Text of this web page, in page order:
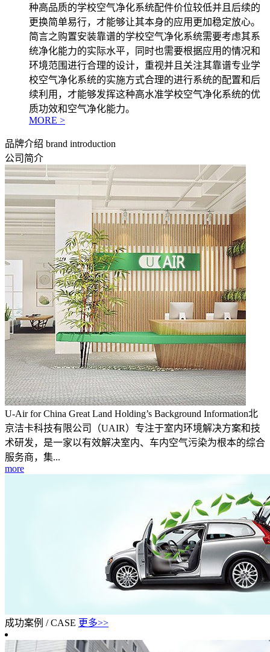
种高品质的学校空气净化系统配件价位较低并且后续的
更换简单易行，才能够让其本身的应用更加稳定放心。
简言之购置安装靠谱的学校空气净化系统需要考虑其系
统净化能力的实际水平，同时也需要根据应用的情况和
环境范围进行合理的设计，重视并且关注其靠谱专业学
校空气净化系统的实施方式合理的进行系统的配置和后
续利用，才能够发挥这种高水准学校空气净化系统的优
质功效和空气净化能力。
MORE >
品牌介绍 brand introduction
公司简介
U-Air for China Great Land Holding’s Background Information北
京洁卡科技有限公司（UAIR）专注于室内环境解决方案和技
术研发，是一家以有效解决室内、车内空气污染为根本的综合
服务商，集...
more
成功案例 / CASE 更多>>